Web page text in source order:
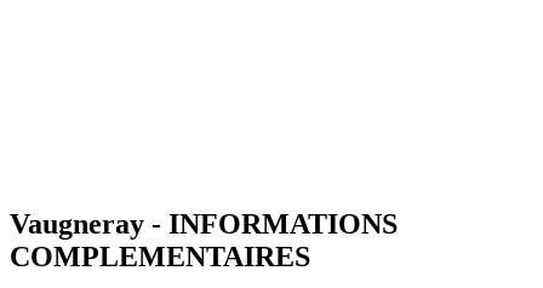
Vaugneray - INFORMATIONS
COMPLEMENTAIRES